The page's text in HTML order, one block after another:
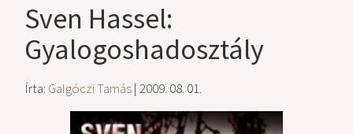
Sven Hassel:
Gyalogoshadosztály
Írta: Galgóczi Tamás| 2009. 08. 01.